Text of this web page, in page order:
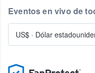
Eventos en vivo de
US$ · Dólar